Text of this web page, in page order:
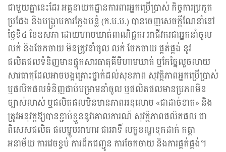
ជាមួយគ្នានេះដែរ អគ្គនាយកដ្ឋានការពារអ្នកប្រើប្រាស់ កិច្ចការប្រកួត
ប្រជែង និងបង្ក្រាបការក្លែងបន្លំ (ក.ប.ប.) បានចេញសេចក្តីណែនាំនៅ
ថ្ងៃទី៤ ខែឧសភា ដោយហាមឃាត់ពាណិជ្ជករ អាជីវករជាអ្នកនាំចូល
លក់ និងចែកចាយ មិនត្រូវនាំចូល លក់ ចែកចាយ ផ្គត់ផ្គង់ នូវ
ផលិតផលទំនិញមានផ្ទុកសារធាតុគីមីហាមឃាត់ ឬកែច្នៃលួចលាយ
សារធាតុដែលអាចបង្កគ្រោះថ្នាក់ដល់សុខភាព សុវត្ថិភាពអ្នកប្រើប្រាស់
ឬផលិតផលទំនិញជាប់បម្រាមនាំចូល ឬផលិតផលមានប្រភពមិន
ច្បាស់លាស់ ឬផលិតផលមិនមានភាពអនុលោម «ជាដាច់ខាត» និង
ត្រូវអនុវត្តឱ្យបានខ្ជាប់ខ្ជួននូវគោលការណ៍ សុវត្ថិភាពផលិតផល ជា
ពិសេសផលិត ផលម្ហូបអាហារ ជាអាទិ៍ លក្ខខណ្ឌទុកដាក់ កត្តា
អនាម័យ ការវេចខ្ចប់ ការដឹកជញ្ជូន ការចែកចាយ និងការផ្គត់ផ្គង់។